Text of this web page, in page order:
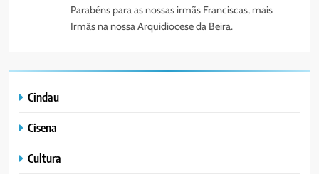
Parabéns para as nossas irmãs Franciscas, mais
Irmãs na nossa Arquidiocese da Beira.
Cindau
Cisena
Cultura